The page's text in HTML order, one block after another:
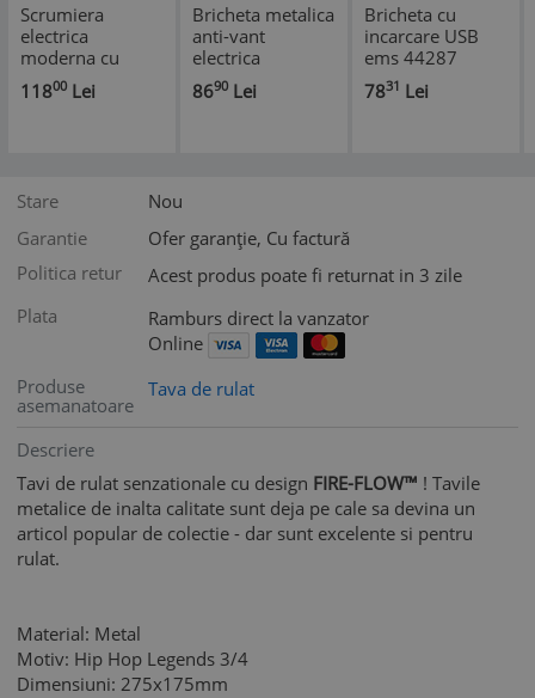
Scrumiera
electrica
moderna cu
aspiratie fum
directa, Exaltus®,
neplacute,
purificator de aer
incorpor
11800 Lei
Bricheta metalica
anti-vant
electrica
8690 Lei
Bricheta cu
incarcare USB
ems 44287
7831 Lei
Stare
Nou
Garantie
Ofer garanție, Cu factură
Politica retur
Acest produs poate fi returnat in 3 zile
Plata
Ramburs direct la vanzator
Online
Produse
asemanatoare
Tava de rulat
Descriere
Tavi de rulat senzationale cu design FIRE-FLOW™ ! Tavile
metalice de inalta calitate sunt deja pe cale sa devina un
articol popular de colectie - dar sunt excelente si pentru
rulat.
Material: Metal
Motiv: Hip Hop Legends 3/4
Dimensiuni: 275x175mm